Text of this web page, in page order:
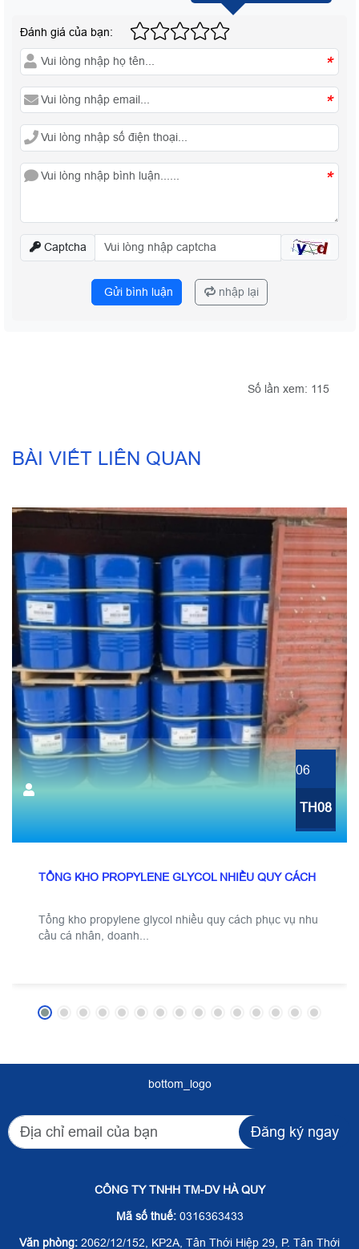
Đánh giá của bạn:
*
*
*
Captcha
Gửi bình luận nhập lại
Số lần xem: 115
BÀI VIẾT LIÊN QUAN
06
TH08
TỔNG KHO PROPYLENE GLYCOL NHIỀU QUY CÁCH
Tổng kho propylene glycol nhiều quy cách phục vụ nhu
cầu cá nhân, doanh...
bottom_logo
Đăng ký ngay
CÔNG TY TNHH TM-DV HÀ QUY
Mã số thuế:0316363433
Văn phòng: 2062/12/152, KP2A, Tân Thới Hiệp 29, P. Tân Thới